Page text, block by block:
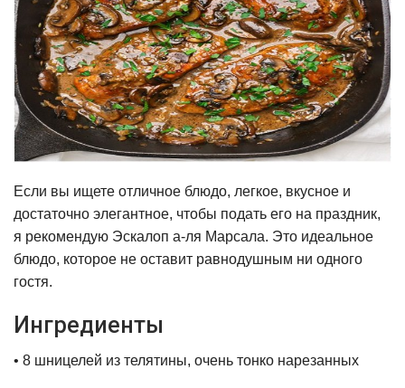
Если вы ищете отличное блюдо, легкое, вкусное и
достаточно элегантное, чтобы подать его на праздник,
я рекомендую Эскалоп а-ля Марсала. Это идеальное
блюдо, которое не оставит равнодушным ни одного
гостя.
Ингредиенты
• 8 шницелей из телятины, очень тонко нарезанных